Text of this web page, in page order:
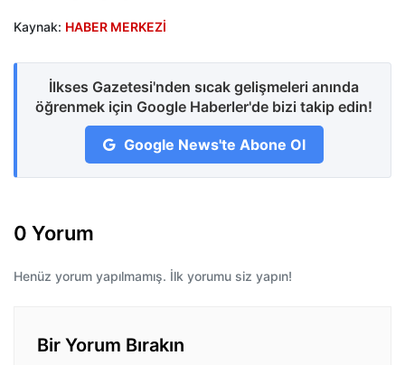
Kaynak: HABER MERKEZİ
İlkses Gazetesi'nden sıcak gelişmeleri anında
öğrenmek için Google Haberler'de bizi takip edin!
Google News'te Abone Ol
0 Yorum
Henüz yorum yapılmamış. İlk yorumu siz yapın!
Bir Yorum Bırakın